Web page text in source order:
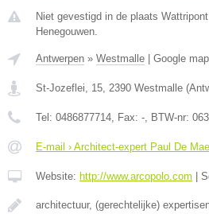
Niet gevestigd in de plaats
Henegouwen.
Antwerpen » Westmalle Google
St-Jozeflei, 15 2390 Westmalle (
Tel: 0486877714 , Fax: - , BTW-nr:
E-mail › Architect-expert Paul De
Website: http://www.arcopolo.com
architectuur, (gerechtelijke)